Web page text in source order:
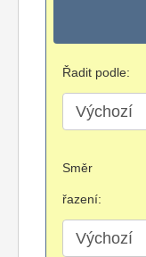
Řadit podle:
Směr
řazení: